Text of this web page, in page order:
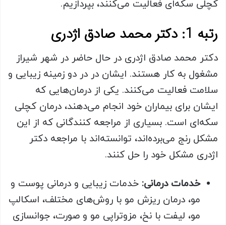
کچلی سکه‌ای فعالیت می‌کنند، بپردازیم.
رتبه 1: دکتر محمد صادق اژدری
دکتر محمد صادق اژدری در حال حاضر در شهر شیراز
مشغول به کار هستند. ایشان در در دو زمینه زیبایی و
سلامت فعالیت می‌کنند. یکی از درمان‌هایی که
ایشان برای بیماران خود انجام می‌دهند، درمان کچلی
سکه‌ای است. بسیاری از مراجعه کنندگانی که از این
مشکل رنج می‌برده‌اند، توانسته‌اند با مراجعه دکتر
اژدری مشکل خود را حل کنند.
خدمات درمانی: خدمات زیبایی و درمانی پوست و
مو، درمان ریزش مو با روش‌های مختلف، اسکالپ
مو، لیفت با نخ، مزوتراپی مو و صورت، جوانسازی